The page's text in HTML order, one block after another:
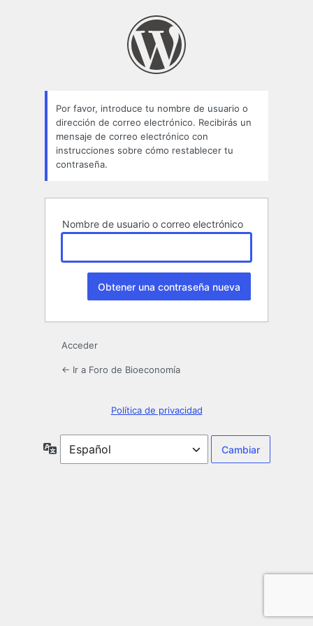
Por favor, introduce tu nombre de usuario o
dirección de correo electrónico. Recibirás un
mensaje de correo electrónico con
instrucciones sobre cómo restablecer tu
contraseña.
Nombre de usuario o correo electrónico
Acceder
← Ir a Foro de Bioeconomía
Política de privacidad
Idioma